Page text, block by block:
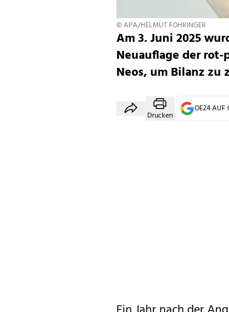
© APA/HELMUT FOHRINGER
Am 3. Juni 2025
Neuauflage der
Neos, um Bilanz zu
Drucken
OE24 AUF